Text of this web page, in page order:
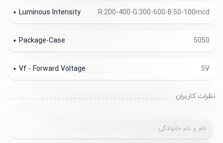
R:200-400-G:300-600-B:50-100mcd
Luminous Intensity
5050
Package-Case
5V
Vf - Forward Voltage
نظرات کاربران